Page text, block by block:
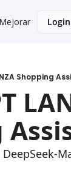
Mejorar Login
Shopping
DeepSeek-